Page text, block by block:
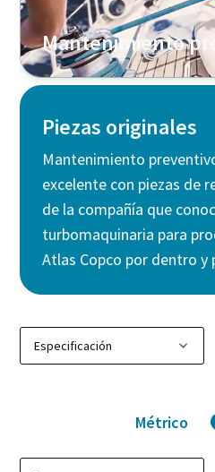
Mantenimiento
Piezas originales
Mantenimiento
excelente con piezas de
de la compañía que
turbomaquinaria para
Atlas Copco por dentro y
Métrico